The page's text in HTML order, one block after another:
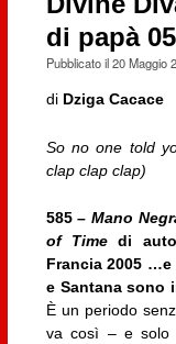
di papà
Pubblicato il20 Maggio
di Dziga Cacace
So no one told
clap clap clap)
585 –Mano
of Time di
Francia 2005
e Santana sono
È un periodo
va così – e solo